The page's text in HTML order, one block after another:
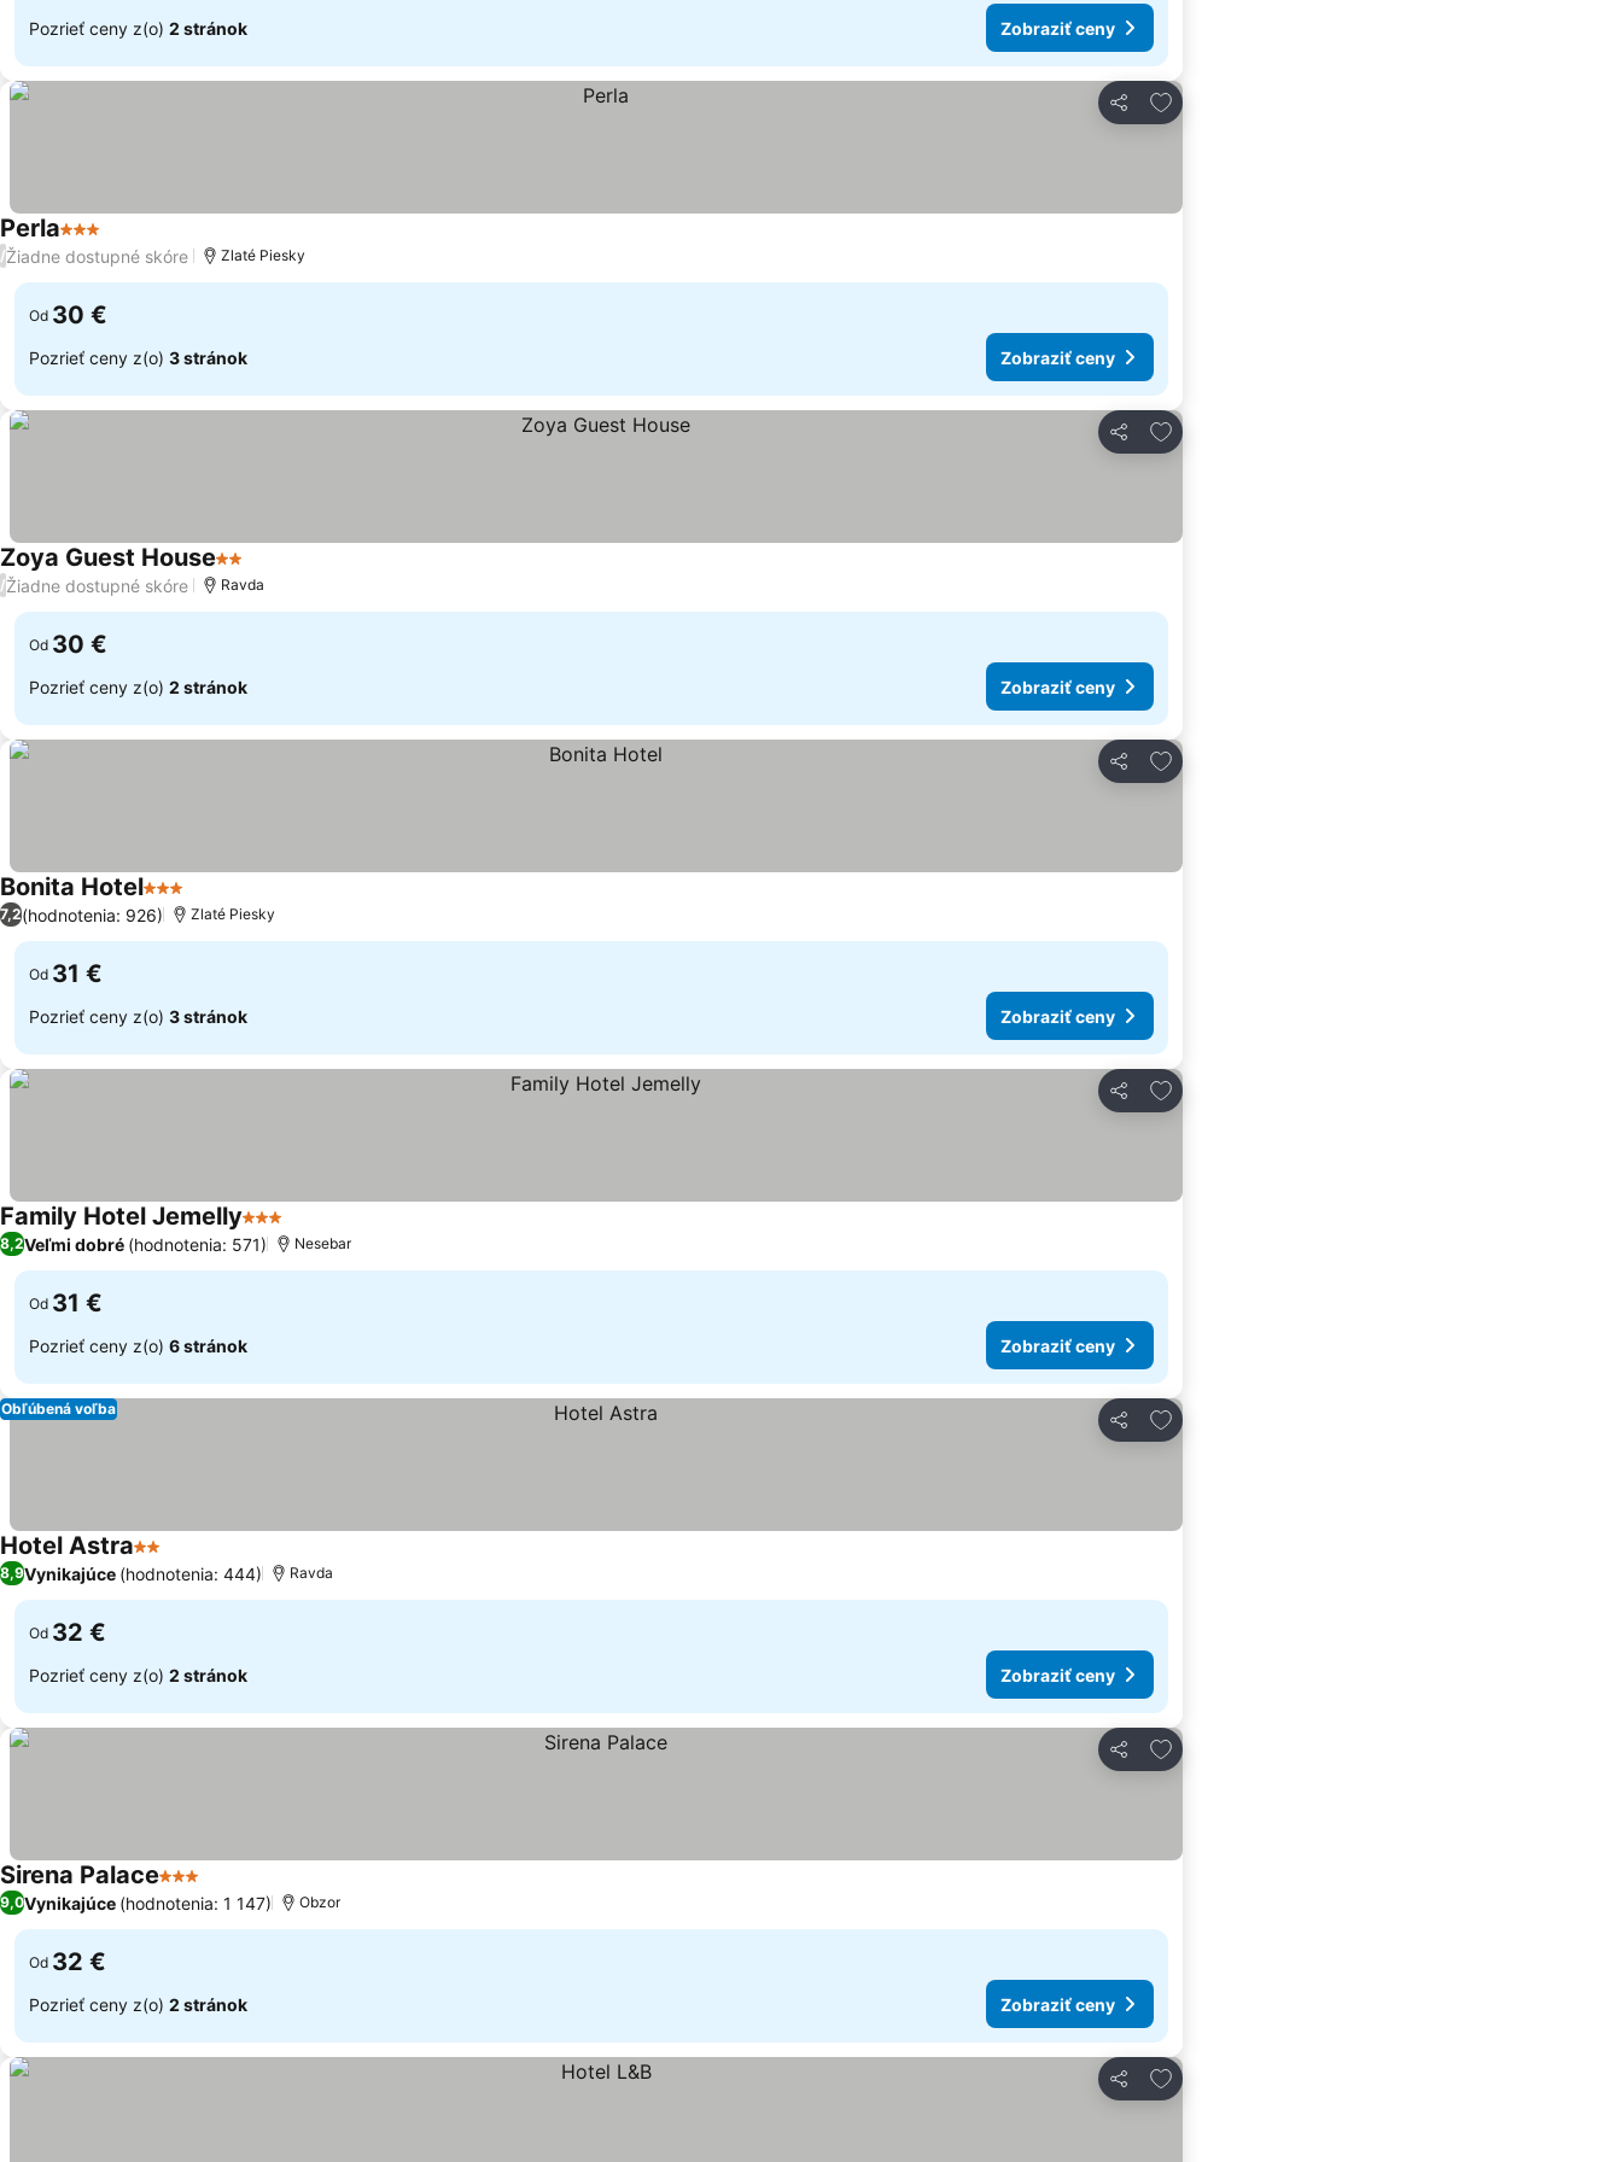
Pozrieť ceny z(o) 2 stránok Zobraziť ceny
Zdieľať
Pridať do obľúbených
Perla3 Počet hviezdičiek
/Žiadne dostupné skóre Zlaté Piesky
Od 30 €
Pozrieť ceny z(o) 3 stránok Zobraziť ceny
Zdieľať
Pridať do obľúbených
Zoya Guest House2 Počet hviezdičiek
/Žiadne dostupné skóre Ravda
Od 30 €
Pozrieť ceny z(o) 2 stránok Zobraziť ceny
Zdieľať
Pridať do obľúbených
Bonita Hotel3 Počet hviezdičiek
7,2(hodnotenia: 926) Zlaté Piesky
Od 31 €
Pozrieť ceny z(o) 3 stránok Zobraziť ceny
Zdieľať
Pridať do obľúbených
Family Hotel Jemelly3 Počet hviezdičiek
8,2Veľmi dobré (hodnotenia: 571) Nesebar
Od 31 €
Pozrieť ceny z(o) 6 stránok Zobraziť ceny
Zdieľať
Pridať do obľúbených
Obľúbená voľba
Hotel Astra2 Počet hviezdičiek
8,9Vynikajúce (hodnotenia: 444) Ravda
Od 32 €
Pozrieť ceny z(o) 2 stránok Zobraziť ceny
Zdieľať
Pridať do obľúbených
Sirena Palace3 Počet hviezdičiek
9,0Vynikajúce (hodnotenia: 1 147) Obzor
Od 32 €
Pozrieť ceny z(o) 2 stránok Zobraziť ceny
Zdieľať
Pridať do obľúbených